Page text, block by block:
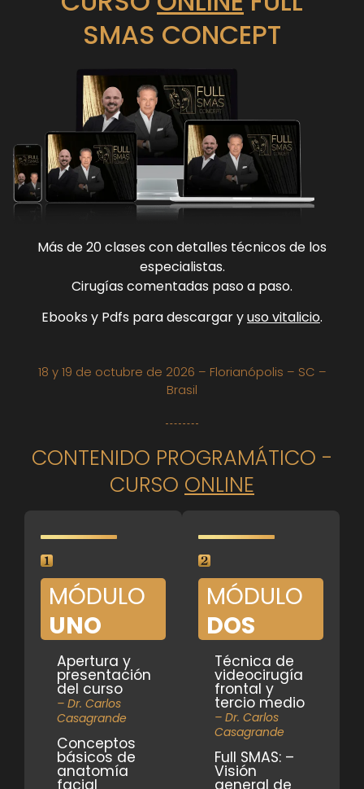
SMAS CONCEPT
Más de 20 clases con detalles técnicos de los
especialistas.
Cirugías comentadas paso a paso.
Ebooks y Pdfs para descargar yuso vitalicio.
18 y 19 de octubre de 2026 – Florianópolis – SC –
Brasil
CONTENIDO PROGRAMÁTICO -
CURSO ONLINE
MÓDULO
UNO
Apertura y
presentación
del curso
– Dr. Carlos
Casagrande
Conceptos
básicos de
anatomía
MÓDULO
DOS
Técnica de
videocirugía
frontal y
tercio medio
– Dr. Carlos
Casagrande
Full SMAS: –
Visión